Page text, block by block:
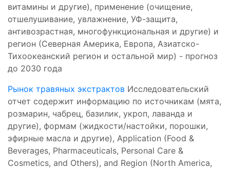
витамины и другие), применение (очищение,
отшелушивание, увлажнение, УФ-защита,
антивозрастная, многофункциональная и другие) и
регион (Северная Америка, Европа, Азиатско-
Тихоокеанский регион и остальной мир) - прогноз
до 2030 года
Рынок травяных экстрактов Исследовательский
отчет содержит информацию по источникам (мята,
розмарин, чабрец, базилик, укроп, лаванда и
другие), формам (жидкости/настойки, порошки,
эфирные масла и другие), Application (Food &
Beverages, Pharmaceuticals, Personal Care &
Cosmetics, and Others), and Region (North America,